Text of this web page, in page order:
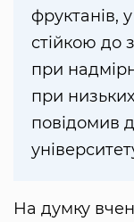
фруктанів,
стійкою до
при
при
повідомив
На думку